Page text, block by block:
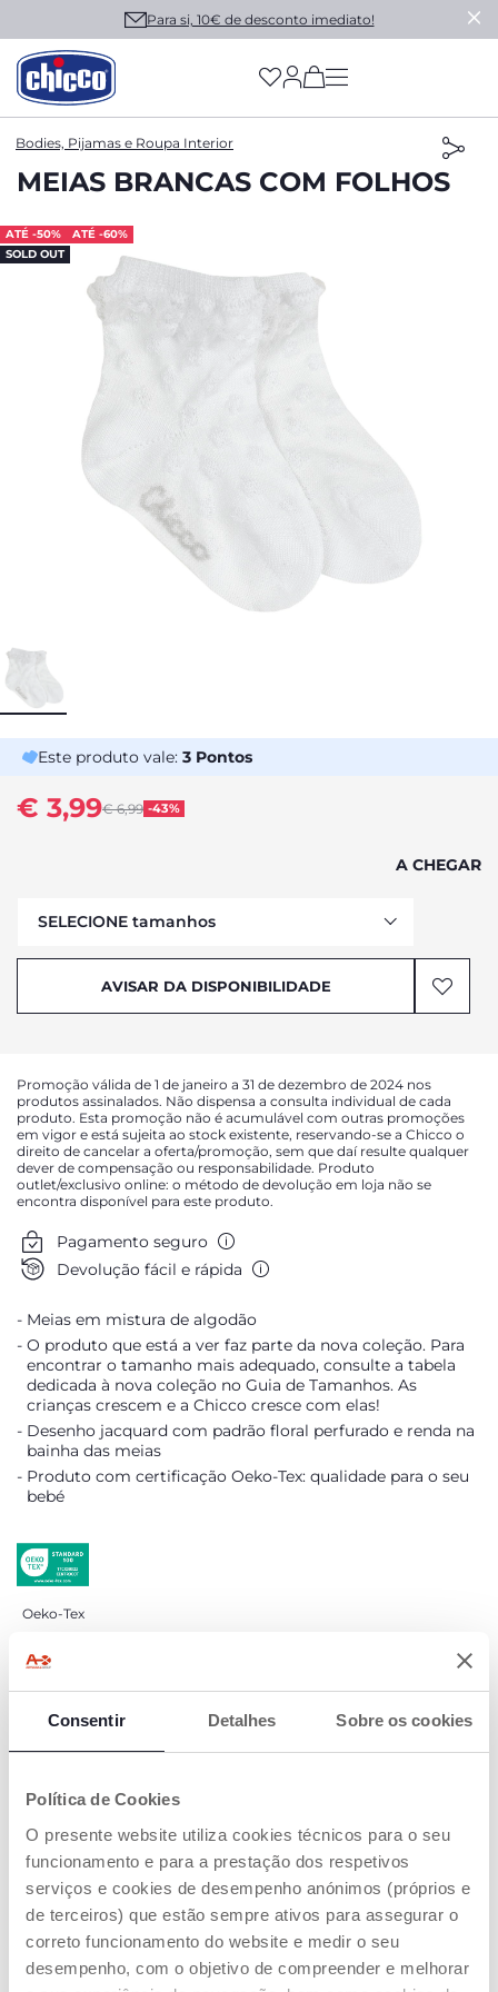
Consentir Detalhes Sobre os cookies
Política de Cookies
O presente website utiliza cookies técnicos para o seu
funcionamento e para a prestação dos respetivos
serviços e cookies de desempenho anónimos (próprios e
de terceiros) que estão sempre ativos para assegurar o
correto funcionamento do website e medir o seu
desempenho, com o objetivo de compreender e melhorar
Para si, 10€ de desconto imediato!
(has more options
Bodies, Pijamas e Roupa Interior
MEIAS BRANCAS COM FOLHOS
ATÉ -50%
ATÉ -60%
SOLD OUT
Este produto vale: 3 Pontos
Price reduced from
€ 6,99 -43%
to
€ 3,99
A CHEGAR
SELECIONE tamanhos
AVISAR DA DISPONIBILIDADE
AVISAR DA DISPONIBILIDADE
AVISAR DA DISPONIBILIDADE
Promoção válida de 1 de janeiro a 31 de dezembro de 2024 nos
produtos assinalados. Não dispensa a consulta individual de cada
produto. Esta promoção não é acumulável com outras promoções
em vigor e está sujeita ao stock existente, reservando-se a Chicco o
direito de cancelar a oferta/promoção, sem que daí resulte qualquer
dever de compensação ou responsabilidade. Produto
outlet/exclusivo online: o método de devolução em loja não se
encontra disponível para este produto.
Pagamento seguro
Devolução fácil e rápida
Meias em mistura de algodão
O produto que está a ver faz parte da nova coleção. Para
encontrar o tamanho mais adequado, consulte a tabela
dedicada à nova coleção no Guia de Tamanhos. As
crianças crescem e a Chicco cresce com elas!
Desenho jacquard com padrão floral perfurado e renda na
bainha das meias
Produto com certificação Oeko-Tex: qualidade para o seu
bebé
Oeko-Tex
Encontre uma loja
OS NOSSOS CONSELHOS